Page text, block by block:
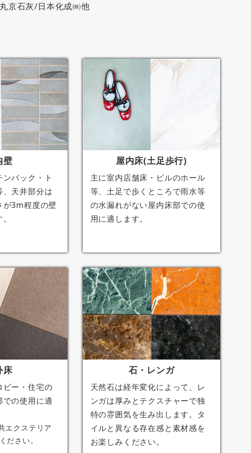
京石灰/日本化成㈱他
壁
バック・ト
、天井部分は
が3m程度の壁
屋内床(土足歩行)
主に室内店舗床・ビルのホール
等、土足で歩くところで雨水等
の水漏れがない屋内床部での使
用に適します。
床
ビー・住宅の
の使用に適
エクステリア
ださい。
石・レンガ
天然石は経年変化によって、レ
ンガは厚みとテクスチャーで独
特の雰囲気を生み出します。タ
イルと異なる存在感と素材感を
お楽しみください。